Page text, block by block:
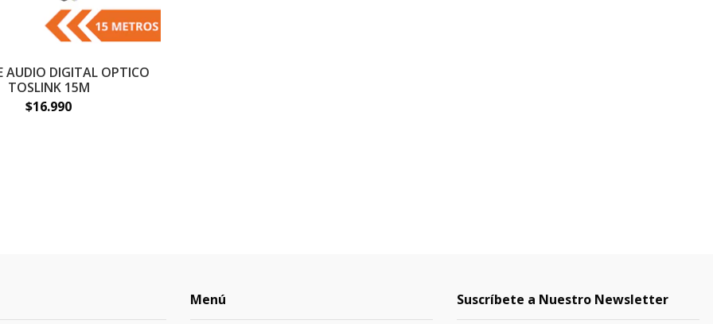
AUDIO DIGITAL OPTICO
TOSLINK 15M
$16.990
Menú Suscríbete a Nuestro Newsletter